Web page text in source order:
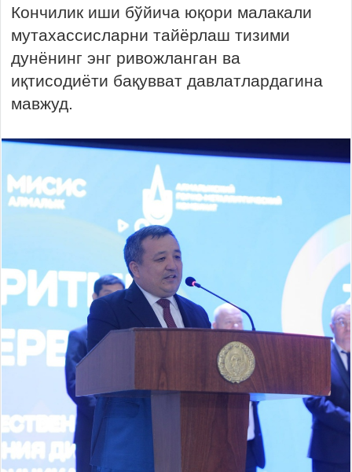
Кончилик иши бўйича юқори малакали
мутахассисларни тайёрлаш тизими
дунёнинг энг ривожланган ва
иқтисодиёти бақувват давлатлардагина
мавжуд.